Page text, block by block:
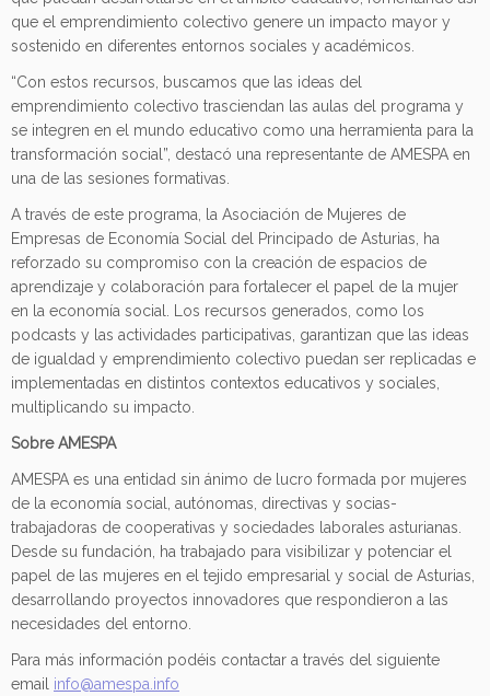
que el emprendimiento colectivo genere un impacto mayor y
sostenido en diferentes entornos sociales y académicos.
“Con estos recursos, buscamos que las ideas del
emprendimiento colectivo trasciendan las aulas del programa y
se integren en el mundo educativo como una herramienta para la
transformación social”, destacó una representante de AMESPA en
una de las sesiones formativas.
A través de este programa, la Asociación de Mujeres de
Empresas de Economía Social del Principado de Asturias, ha
reforzado su compromiso con la creación de espacios de
aprendizaje y colaboración para fortalecer el papel de la mujer
en la economía social. Los recursos generados, como los
podcasts y las actividades participativas, garantizan que las ideas
de igualdad y emprendimiento colectivo puedan ser replicadas e
implementadas en distintos contextos educativos y sociales,
multiplicando su impacto.
Sobre AMESPA
AMESPA es una entidad sin ánimo de lucro formada por mujeres
de la economía social, autónomas, directivas y socias-
trabajadoras de cooperativas y sociedades laborales asturianas.
Desde su fundación, ha trabajado para visibilizar y potenciar el
papel de las mujeres en el tejido empresarial y social de Asturias,
desarrollando proyectos innovadores que respondieron a las
necesidades del entorno.
Para más información podéis contactar a través del siguiente
email info@amespa.info